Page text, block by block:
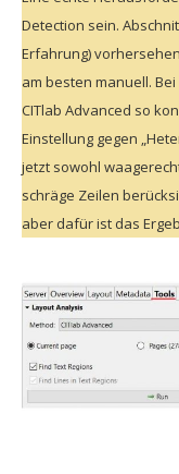
Detection sein.
Erfahrung)
am besten manuell.
CITlab Advanced so
Einstellung gegen
jetzt sowohl
schräge Zeilen
aber dafür ist das